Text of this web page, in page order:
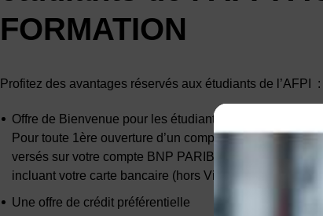
FORMATION
Profitez des avantages réservés aux étudiants de l’AFPI :
Offre de Bienvenue pour les étudiants à l’AFPI ACM
Pour toute 1ère ouverture d’un compte de dépôt avec
versés sur votre compte BNP PARIBAS + vos services
incluant votre carte bancaire (hors Visa Infinite) gratuite
Une offre de crédit préférentielle